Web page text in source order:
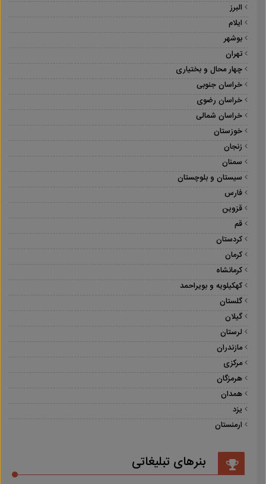
البرز
ایلام
بوشهر
تهران
چهار محال و بختیاری
خراسان جنوبی
خراسان رضوی
خراسان شمالی
خوزستان
زنجان
سمنان
سیستان و بلوچستان
فارس
قزوین
قم
کردستان
کرمان
کرمانشاه
کهکیلویه و بویراحمد
گلستان
گیلان
لرستان
مازندران
مرکزی
هرمزگان
همدان
یزد
ارمنستان
بنرهای تبلیغاتی